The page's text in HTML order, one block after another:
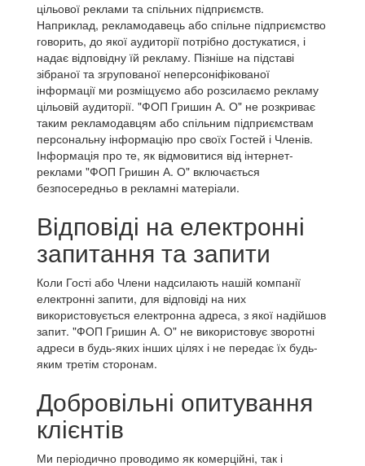
цільової реклами та спільних підприємств.
Наприклад, рекламодавець або спільне підприємство
говорить, до якої аудиторії потрібно достукатися, і
надає відповідну їй рекламу. Пізніше на підставі
зібраної та згрупованої неперсоніфікованої
інформації ми розміщуємо або розсилаємо рекламу
цільовій аудиторії. "ФОП Гришин А. О" не розкриває
таким рекламодавцям або спільним підприємствам
персональну інформацію про своїх Гостей і Членів.
Інформація про те, як відмовитися від інтернет-
реклами "ФОП Гришин А. О" включається
безпосередньо в рекламні матеріали.
Відповіді на електронні
запитання та запити
Коли Гості або Члени надсилають нашій компанії
електронні запити, для відповіді на них
використовується електронна адреса, з якої надійшов
запит. "ФОП Гришин А. О" не використовує зворотні
адреси в будь-яких інших цілях і не передає їх будь-
яким третім сторонам.
Добровільні опитування
клієнтів
Ми періодично проводимо як комерційні, так і